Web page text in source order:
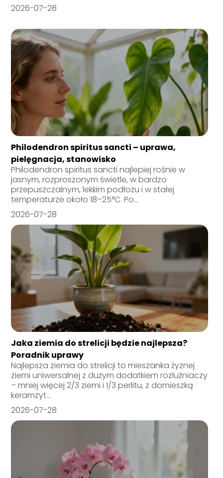
2026-07-28
Philodendron spiritus sancti – uprawa,
pielęgnacja, stanowisko
Philodendron spiritus sancti najlepiej rośnie w
jasnym, rozproszonym świetle, w bardzo
przepuszczalnym, lekkim podłożu i w stałej
temperaturze około 18–25°C. Po...
2026-07-28
Jaka ziemia do strelicji będzie najlepsza?
Poradnik uprawy
Najlepsza ziemia do strelicji to mieszanka żyznej
ziemi uniwersalnej z dużym dodatkiem rozluźniaczy
– mniej więcej 2/3 ziemi i 1/3 perlitu, z domieszką
keramzyt...
2026-07-28